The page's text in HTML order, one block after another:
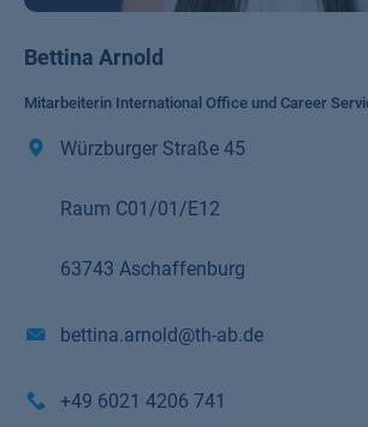
Bettina Arnold
Mitarbeiterin International Office und Career
Würzburger Straße 45
Raum C01/01/E12
63743 Aschaffenburg
bettina.arnold@th-ab.de
+49 6021 4206 741